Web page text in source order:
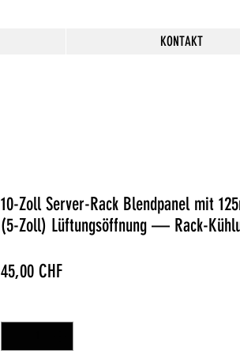
KONTAKT
10-Zoll Server-Rack Blendpanel mit
(5-Zoll) Lüftungsöffnung — Rack-
45,00 CHFPreis